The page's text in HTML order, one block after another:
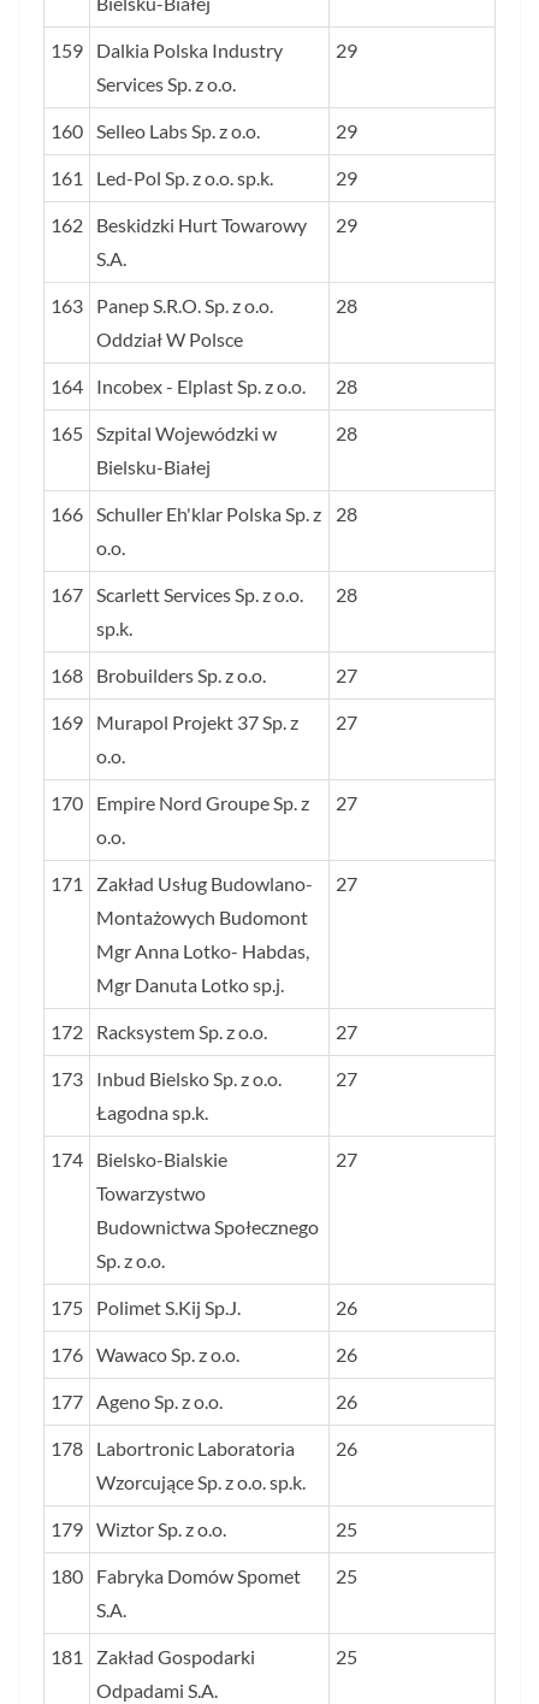
159
Dalkia Polska Industry
Services Sp. z o.o.
29
160 Selleo Labs Sp. z o.o. 29
161 Led-Pol Sp. z o.o. sp.k. 29
162
Beskidzki Hurt Towarowy
S.A.
29
163
Panep S.R.O. Sp. z o.o.
Oddział W Polsce
28
164 Incobex - Elplast Sp. z o.o. 28
165 Szpital Wojewódzki w
Bielsku-Białej
28
166 Schuller Eh'klar Polska Sp. z
o.o.
28
167 Scarlett Services Sp. z o.o.
sp.k.
28
168 Brobuilders Sp. z o.o. 27
169
Murapol Projekt 37 Sp. z
o.o.
27
170
Empire Nord Groupe Sp. z
o.o.
27
171
Zakład Usług Budowlano-
Montażowych Budomont
Mgr Anna Lotko- Habdas,
Mgr Danuta Lotko sp.j.
27
172 Racksystem Sp. z o.o. 27
173
Inbud Bielsko Sp. z o.o.
Łagodna sp.k.
27
174
Bielsko-Bialskie
Towarzystwo
Budownictwa Społecznego
Sp. z o.o.
27
175 Polimet S.Kij Sp.J. 26
176 Wawaco Sp. z o.o. 26
177 Ageno Sp. z o.o. 26
178
Labortronic Laboratoria
Wzorcujące Sp. z o.o. sp.k.
26
179 Wiztor Sp. z o.o. 25
180
Fabryka Domów Spomet
S.A.
25
181
Zakład Gospodarki
Odpadami S.A.
25